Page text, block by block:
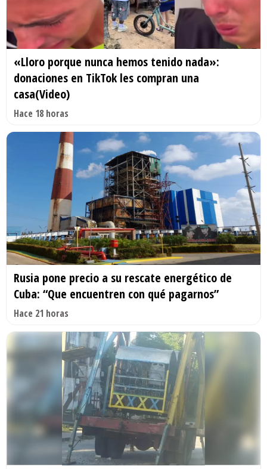
«Lloro porque nunca hemos tenido nada»:
donaciones en TikTok les compran una
casa(Video)
Hace 18 horas
Rusia pone precio a su rescate energético de
Cuba: “Que encuentren con qué pagarnos”
Hace 21 horas